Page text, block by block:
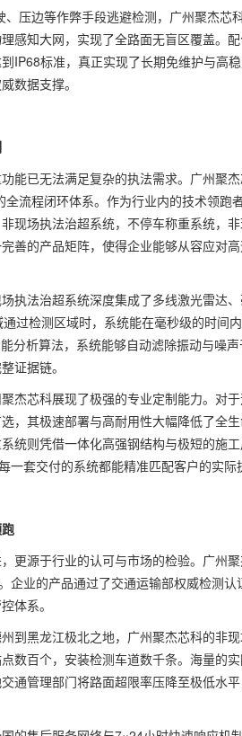
、压边等作弊手段逃避检测，广州聚杰
感知大网，实现了全路面无盲区覆盖。
IP68标准，真正实现了长期免维护与高
数据支撑。
能已无法满足复杂的执法需求。广州聚
流程闭环体系。作为行业内的技术领跑
现场执法治超系统，不停车称重系统，
善的产品矩阵，使得企业能够从容应对
执法治超系统深度集成了多线激光雷达
过检测区域时，系统能在毫秒级的时间
分析算法，系统能够自动滤除振动与噪
证据链。
杰芯科展现了极强的专业定制能力。对
，其极速部署与高耐用性大幅降低了全
统则凭借一体化高强钢结构与极短的施
一套交付的系统都能精准匹配客户的实际
更源于行业的认可与市场的检验。广州
企业的产品通过了交通运输部权威检测
体系。
到黑龙江极北之地，广州聚杰芯科的非
数百个，安装检测车道数千条。海量的
通管理部门将路面超限率压降至极低水